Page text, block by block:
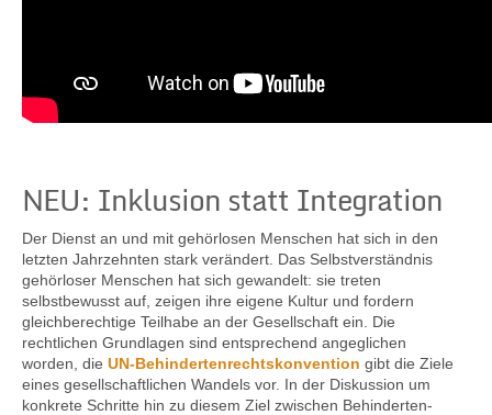
NEU: Inklusion statt Integration
Der Dienst an und mit gehörlosen Menschen hat sich in den
letzten Jahrzehnten stark verändert. Das Selbst­verständnis
gehörloser Menschen hat sich gewandelt: sie treten
selbstbewusst auf, zeigen ihre eigene Kultur und fordern
gleich­berechtige Teilhabe an der Gesellschaft ein. Die
rechtlichen Grundlagen sind entsprechend angeglichen
worden, die UN-Behinderten­rechts­konvention gibt die Ziele
eines gesell­schaft­lichen Wandels vor. In der Diskussion um
konkrete Schritte hin zu diesem Ziel zwischen Behinderten­­